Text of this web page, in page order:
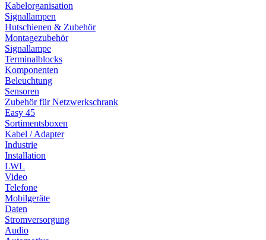
Kabelorganisation
Signallampen
Hutschienen & Zubehör
Montagezubehör
Signallampe
Terminalblocks
Komponenten
Beleuchtung
Sensoren
Zubehör für Netzwerkschrank
Easy 45
Sortimentsboxen
Kabel / Adapter
Industrie
Installation
LWL
Video
Telefone
Mobilgeräte
Daten
Stromversorgung
Audio